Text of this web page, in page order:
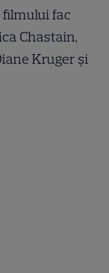
filmului fac
Chastain,
Kruger și